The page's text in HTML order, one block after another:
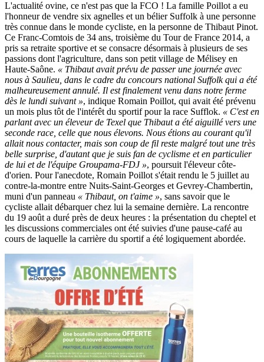
L'actualité ovine, ce n'est pas que la FCO ! La famille Poillot a eu
l'honneur de vendre six agnelles et un bélier Suffolk à une personne
très connue dans le monde cycliste, en la personne de Thibaut Pinot.
Ce Franc-Comtois de 34 ans, troisième du Tour de France 2014, a
pris sa retraite sportive et se consacre désormais à plusieurs de ses
passions dont l'agriculture, dans son petit village de Mélisey en
Haute-Saône. « Thibaut avait prévu de passer une journée avec
nous à Saulieu, dans le cadre du concours national Suffolk qui a été
malheureusement annulé. Il est finalement venu dans notre ferme
dès le lundi suivant », indique Romain Poillot, qui avait été prévenu
un mois plus tôt de l'intérêt du sportif pour la race Sufflok. « C'est en
parlant avec un éleveur de Texel que Thibaut a été aiguillé vers une
seconde race, celle que nous élevons. Nous étions au courant qu'il
allait nous contacter, mais son coup de fil reste malgré tout une très
belle surprise, d'autant que je suis fan de cyclisme et en particulier
de lui et de l'équipe Groupama-FDJ », poursuit l'éleveur côte-
d'orien. Pour l'anecdote, Romain Poillot s'était rendu le 5 juillet au
contre-la-montre entre Nuits-Saint-Georges et Gevrey-Chambertin,
muni d'un panneau « Thibaut, on t'aime », sans savoir que le
cycliste allait débarquer chez lui la semaine dernière. La rencontre
du 19 août a duré près de deux heures : la présentation du cheptel et
les discussions commerciales ont été suivies d'une pause-café au
cours de laquelle la carrière du sportif a été logiquement abordée.